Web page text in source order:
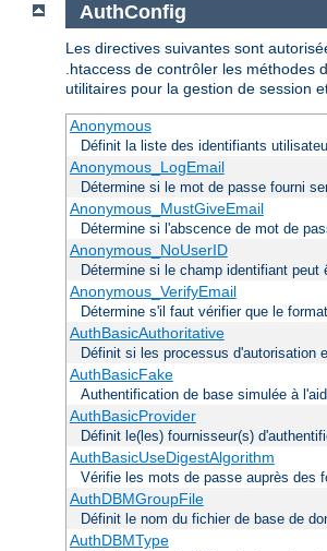
AuthConfig
Les directives suivantes sont
.htaccess de contrôler les
utilitaires pour la gestion de session
Anonymous
Définit la liste des identifiants
Anonymous_LogEmail
Détermine si le mot de passe fourni
Anonymous_MustGiveEmail
Détermine si l'abscence de mot de
Anonymous_NoUserID
Détermine si le champ identifiant peut
Anonymous_VerifyEmail
Détermine s'il faut vérifier que le
AuthBasicAuthoritative
Définit si les processus d'autorisation
AuthBasicFake
Authentification de base simulée à
AuthBasicProvider
Définit le(les) fournisseur(s)
AuthBasicUseDigestAlgorithm
Vérifie les mots de passe auprès des
AuthDBMGroupFile
Définit le nom du fichier de base de
AuthDBMType